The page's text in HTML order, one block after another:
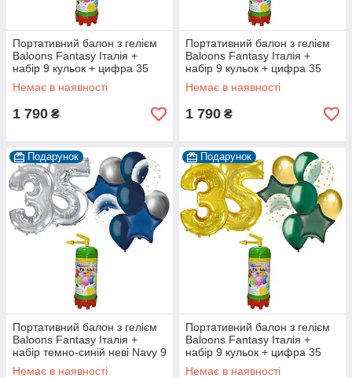
Портативний балон з гелієм
Baloons Fantasy Італія +
набір 9 кульок + цифра 35
срібна
Немає в наявності
1 790 ₴
Портативний балон з гелієм
Baloons Fantasy Італія +
набір 9 кульок + цифра 35
срібна
Немає в наявності
1 790 ₴
Подарунок
Портативний балон з гелієм
Baloons Fantasy Італія +
набір темно-синій неві Navy 9
кульок + цифра 35 срібна
Немає в наявності
Подарунок
Портативний балон з гелієм
Baloons Fantasy Італія +
набір 9 кульок + цифра 35
золота
Немає в наявності